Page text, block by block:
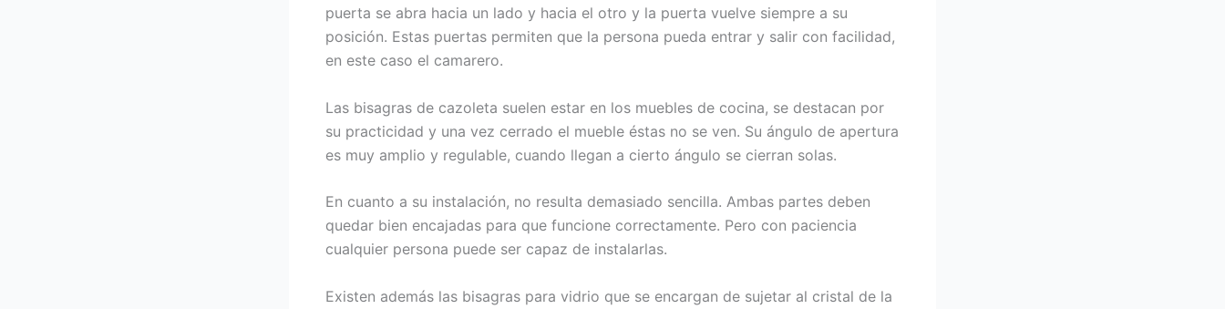
puerta se abra hacia un lado y hacia el otro y la puerta vuelve siempre a su
posición. Estas puertas permiten que la persona pueda entrar y salir con facilidad,
en este caso el camarero.
Las bisagras de cazoleta suelen estar en los muebles de cocina, se destacan por
su practicidad y una vez cerrado el mueble éstas no se ven. Su ángulo de apertura
es muy amplio y regulable, cuando llegan a cierto ángulo se cierran solas.
En cuanto a su instalación, no resulta demasiado sencilla. Ambas partes deben
quedar bien encajadas para que funcione correctamente. Pero con paciencia
cualquier persona puede ser capaz de instalarlas.
Existen además las bisagras para vidrio que se encargan de sujetar al cristal de la